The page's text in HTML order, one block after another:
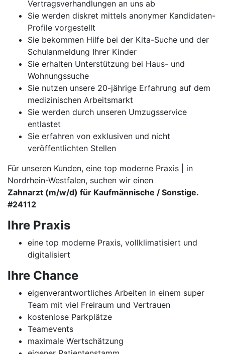
Vertragsverhandlungen an uns ab
Sie werden diskret mittels anonymer Kandidaten-
Profile vorgestellt
Sie bekommen Hilfe bei der Kita-Suche und der
Schulanmeldung Ihrer Kinder
Sie erhalten Unterstützung bei Haus- und
Wohnungssuche
Sie nutzen unsere 20-jährige Erfahrung auf dem
medizinischen Arbeitsmarkt
Sie werden durch unseren Umzugsservice
entlastet
Sie erfahren von exklusiven und nicht
veröffentlichten Stellen
Für unseren Kunden, eine top moderne Praxis | in
Nordrhein-Westfalen, suchen wir einen
Zahnarzt (m/w/d) für Kaufmännische / Sonstige.
#24112
Ihre Praxis
eine top moderne Praxis, vollklimatisiert und
digitalisiert
Ihre Chance
eigenverantwortliches Arbeiten in einem super
Team mit viel Freiraum und Vertrauen
kostenlose Parkplätze
Teamevents
maximale Wertschätzung